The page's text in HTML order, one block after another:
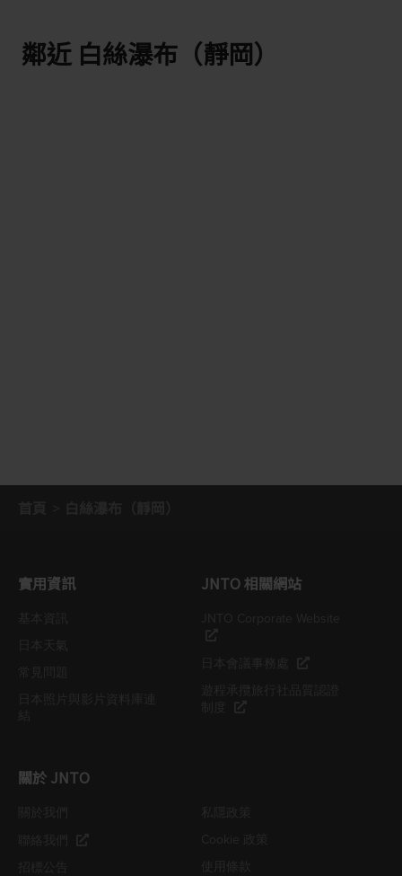
鄰近 白絲瀑布（靜岡）
實用資訊 JNTO 相關網站
關於 JNTO